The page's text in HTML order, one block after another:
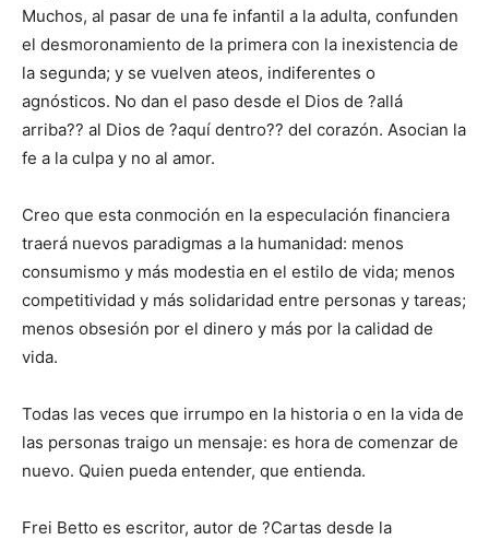
Muchos, al pasar de una fe infantil a la adulta, confunden
el desmoronamiento de la primera con la inexistencia de
la segunda; y se vuelven ateos, indiferentes o
agnósticos. No dan el paso desde el Dios de ?allá
arriba?? al Dios de ?aquí dentro?? del corazón. Asocian la
fe a la culpa y no al amor.
Creo que esta conmoción en la especulación financiera
traerá nuevos paradigmas a la humanidad: menos
consumismo y más modestia en el estilo de vida; menos
competitividad y más solidaridad entre personas y tareas;
menos obsesión por el dinero y más por la calidad de
vida.
Todas las veces que irrumpo en la historia o en la vida de
las personas traigo un mensaje: es hora de comenzar de
nuevo. Quien pueda entender, que entienda.
Frei Betto es escritor, autor de ?Cartas desde la